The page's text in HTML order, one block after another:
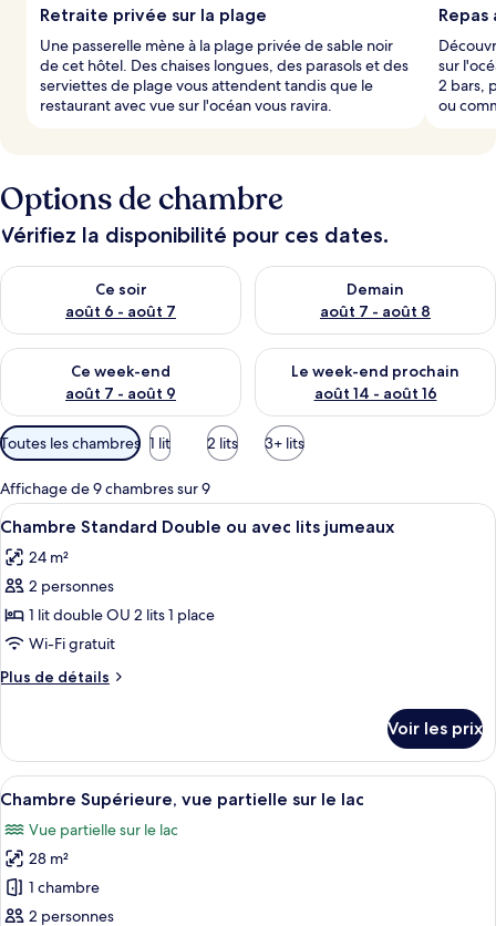
Retraite privée sur la plage
Une passerelle mène à la plage privée de sable noir
de cet hôtel. Des chaises longues, des parasols et des
serviettes de plage vous attendent tandis que le
restaurant avec vue sur l'océan vous ravira.
Repas
sur
2 bars,
ou
Options de chambre
Vérifiez la disponibilité pour ces dates.
Ce soir
août 6 - août 7
Vérifier la disponibilité pour ce soir août 6 - août 7
Demain
août 7 - août 8
Vérifier la disponibilité pour
Ce week-end
août 7 - août 9
Vérifier la disponibilité pour ce week-end août 7 - août 9
Le week-end prochain
août 14 - août 16
Vérifier la disponibilité pour
Filtres
disponibles
pour
les
chambres
Toutes les chambres 1 lit 2 lits 3+ lits
Affichage de 9 chambres sur 9
Afficher
toutes
les
photos
pour
ce
type
de
Chambre
Standard
Double
ou
avec
lits
jumeaux
Une chambre d’hôtel bien
17
Chambre Standard Double ou avec lits jumeaux
24 m²
2 personnes
1 lit double OU 2 lits 1 place
Wi-Fi gratuit
Plus de détails
Plus
le
type
de
Chambre
Standard
Double
ou
avec
Voir les prix
Afficher
toutes
les
photos
pour
ce
Une chambre d’hôtel moderne
5
Chambre Supérieure, vue partielle sur le lac
Vue partielle sur le lac
28 m²
1 chambre
2 personnes